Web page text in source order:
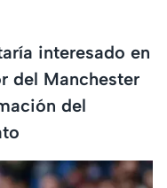
interesado en
del Manchester
del